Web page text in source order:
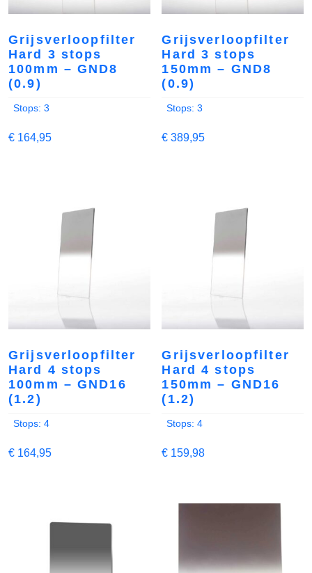
Grijsverloopfilter
Hard 3 stops
100mm – GND8
(0.9)
Stops: 3
€ 164,95
Grijsverloopfilter
Hard 3 stops
150mm – GND8
(0.9)
Stops: 3
€ 389,95
Grijsverloopfilter
Hard 4 stops
100mm – GND16
(1.2)
Stops: 4
€ 164,95
Grijsverloopfilter
Hard 4 stops
150mm – GND16
(1.2)
Stops: 4
€ 159,98